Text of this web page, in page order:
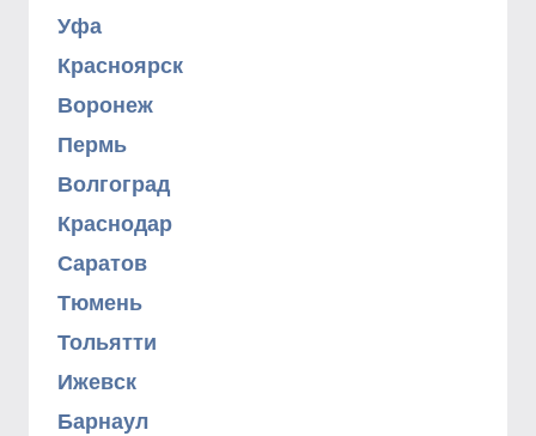
Уфа
Красноярск
Воронеж
Пермь
Волгоград
Краснодар
Саратов
Тюмень
Тольятти
Ижевск
Барнаул